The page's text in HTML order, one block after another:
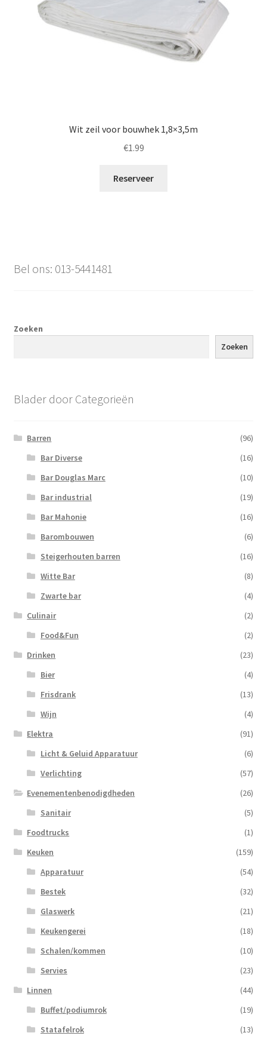
Wit zeil voor bouwhek 1,8×3,5m
€1.99
Reserveer
Bel ons: 013-5441481
Zoeken
Zoeken
Blader door Categorieën
Barren
(96)
Bar Diverse
(16)
Bar Douglas Marc
(10)
Bar industrial
(19)
Bar Mahonie
(16)
Barombouwen
(6)
Steigerhouten barren
(16)
Witte Bar
(8)
Zwarte bar
(4)
Culinair
(2)
Food&Fun
(2)
Drinken
(23)
Bier
(4)
Frisdrank
(13)
Wijn
(4)
Elektra
(91)
Licht & Geluid Apparatuur
(6)
Verlichting
(57)
Evenementenbenodigdheden
(26)
Sanitair
(5)
Foodtrucks
(1)
Keuken
(159)
Apparatuur
(54)
Bestek
(32)
Glaswerk
(21)
Keukengerei
(18)
Schalen/kommen
(10)
Servies
(23)
Linnen
(44)
Buffet/podiumrok
(19)
Statafelrok
(13)